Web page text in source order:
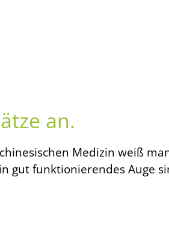
an.
Medizin weiß
funktionierendes Auge